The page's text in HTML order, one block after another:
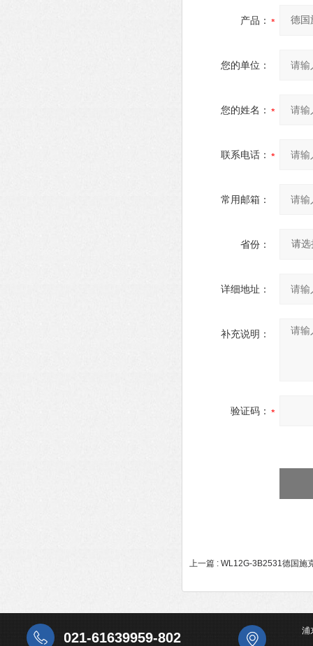
产品：
您的单位：
您的姓名：
联系电话：
常用邮箱：
省份：
详细地址：
补充说明：
验证码：
上一篇 : WL12G-3B2531德国施
021-61639959-802 浦